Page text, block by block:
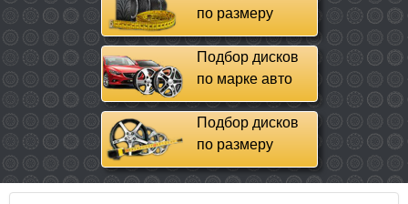
по размеру
Подбор дисков
по марке авто
Подбор дисков
по размеру